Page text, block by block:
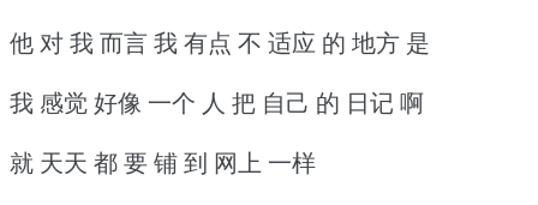
他 对 我 而言 我 有点 不 适应 的 地方 是
我 感觉 好像 一个 人 把 自己 的 日记 啊
就 天天 都 要 铺 到 网上 一样